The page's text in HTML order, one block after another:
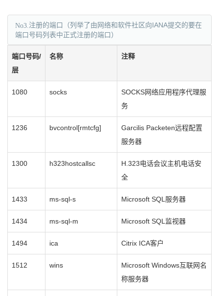
No3. 注册的端口（列举了由网络和软件社区向IANA提交的要在
端口号码列表中正式注册的端口）
端口号码/
层
名称 注释
1080 socks
SOCKS网络应用程序代理服
务
1236 bvcontrol[rmtcfg]
Garcilis Packeten远程配置
服务器
1300 h323hostcallsc
H.323电话会议主机电话安
全
1433 ms-sql-s Microsoft SQL服务器
1434 ms-sql-m Microsoft SQL监视器
1494 ica Citrix ICA客户
1512 wins
Microsoft Windows互联网名
称服务器